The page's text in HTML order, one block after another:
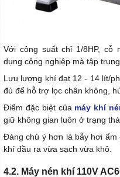
Với công suất chỉ 1/8HP, cỗ
dụng công nghiệp mà tập
Lưu lượng khí đạt 12 - 14 lít/
đủ để hỗ trợ lọc chân không,
Điểm đặc biệt của máy khí
giữ không gian luôn ở trạng
Đáng chú ý hơn là bẫy hơi
khí đầu ra vừa sạch vừa khô.
4.2. Máy nén khí 110V